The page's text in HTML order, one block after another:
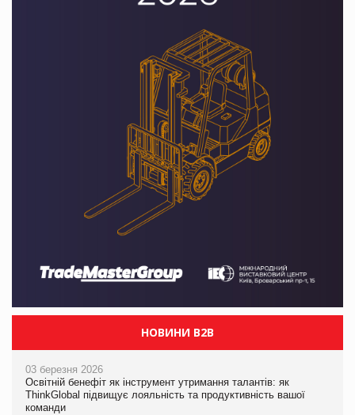
НОВИНИ B2B
03 березня 2026
Освітній бенефіт як інструмент утримання талантів: як
ThinkGlobal підвищує лояльність та продуктивність вашої
команди